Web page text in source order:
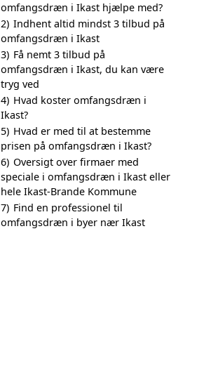
omfangsdræn i Ikast hjælpe med?
2) Indhent altid mindst 3 tilbud på
omfangsdræn i Ikast
3) Få nemt 3 tilbud på
omfangsdræn i Ikast, du kan være
tryg ved
4) Hvad koster omfangsdræn i
Ikast?
5) Hvad er med til at bestemme
prisen på omfangsdræn i Ikast?
6) Oversigt over firmaer med
speciale i omfangsdræn i Ikast eller
hele Ikast-Brande Kommune
7) Find en professionel til
omfangsdræn i byer nær Ikast